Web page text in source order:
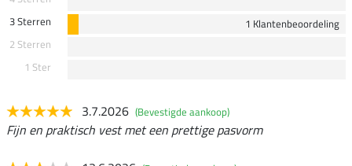
3 Sterren
1 Klantenbeoordeling
2 Sterren
1 Ster
3.7.2026 (Bevestigde aankoop)
Fijn en praktisch vest met een prettige pasvorm